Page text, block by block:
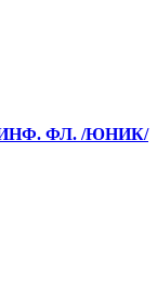
ФЛ. /ЮНИК/